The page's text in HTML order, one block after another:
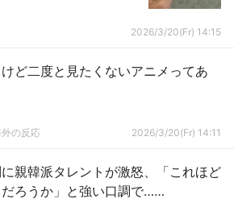
2026/3/20(Fr) 14:15
ど二度と見たくないアニメってあ
の反応 2026/3/20(Fr) 14:11
親韓派タレントが激怒、「これほど
ろうか」と強い口調で……